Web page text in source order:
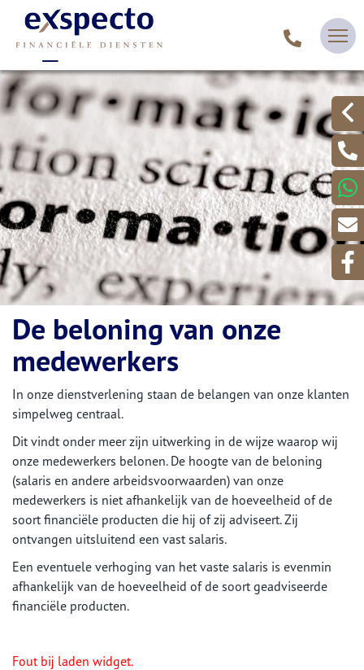
De beloning van onze
medewerkers
In onze dienstverlening staan de belangen van onze klanten
simpelweg centraal.
Dit vindt onder meer zijn uitwerking in de wijze waarop wij
onze medewerkers belonen. De hoogte van de beloning
(salaris en andere arbeidsvoorwaarden) van onze
medewerkers is niet afhankelijk van de hoeveelheid of de
soort financiële producten die hij of zij adviseert. Zij
ontvangen uitsluitend een vast salaris.
Een eventuele verhoging van het vaste salaris is evenmin
afhankelijk van de hoeveelheid of de soort geadviseerde
financiële producten.
Fout bij laden widget.